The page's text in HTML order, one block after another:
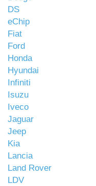
DS
eChip
Fiat
Ford
Honda
Hyundai
Infiniti
Isuzu
Iveco
Jaguar
Jeep
Kia
Lancia
Land Rover
LDV